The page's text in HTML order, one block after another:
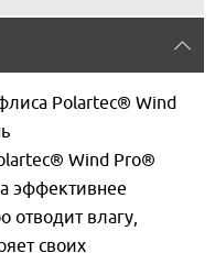
Polartec® Wind
Wind Pro®
эффективнее
отводит влагу,
своих